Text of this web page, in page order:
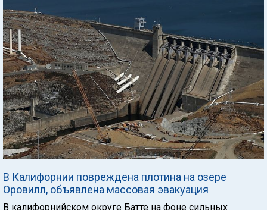
В Калифорнии повреждена плотина на озере
Оровилл, объявлена массовая эвакуация
В калифорнийском округе Батте на фоне сильных